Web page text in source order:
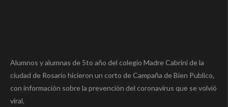
Alumnos y alumnas de 5to año del colegio Madre Cabrini de la
ciudad de Rosario hicieron un corto de Campaña de Bien Publico,
con información sobre la prevención del coronavirus que se volvió
viral.